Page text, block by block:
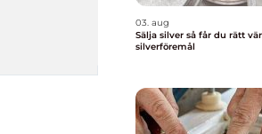
03. aug
Sälja silver så får du rätt värde för dina
silverföremål